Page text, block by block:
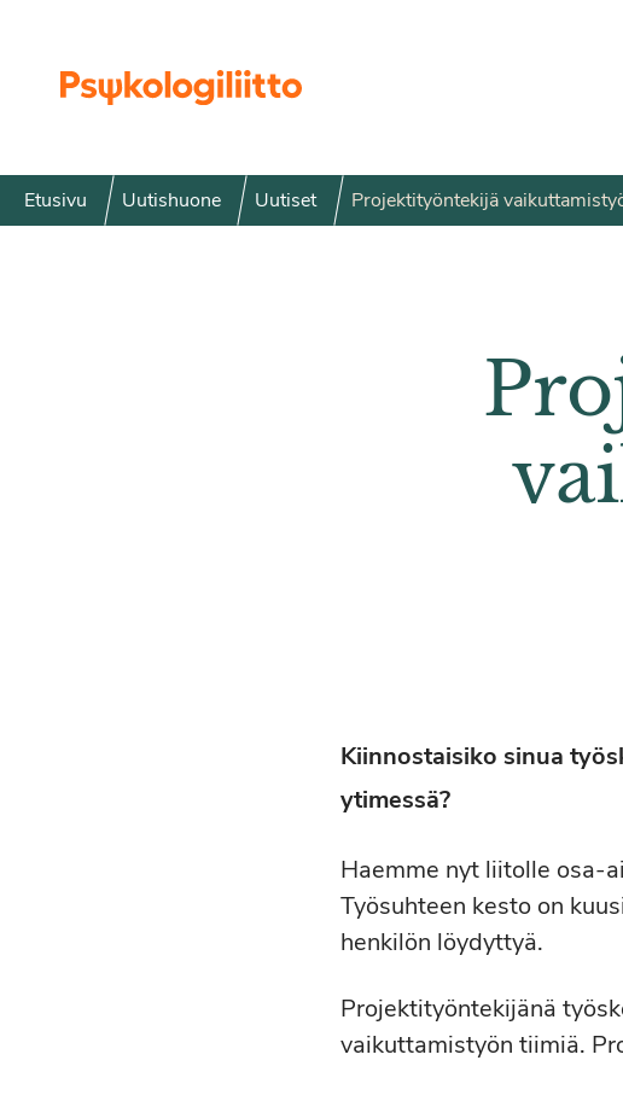
Etusivu Uutishuone Uutiset Projektityöntekijä
Kiinnostaisiko sinua
ytimessä?
Haemme nyt liitolle osa-
Työsuhteen kesto on
henkilön löydyttyä.
Projektityöntekijänä
vaikuttamistyön tiimiä.